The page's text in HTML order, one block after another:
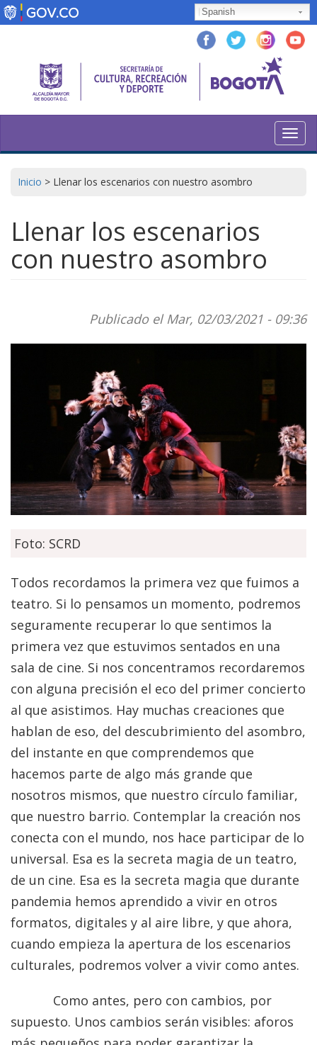
Pasar
al
Spanish
Inicio > Llenar los escenarios con nuestro asombro
Llenar los escenarios
con nuestro asombro
Publicado el Mar, 02/03/2021 - 09:36
Foto: SCRD
Todos recordamos la primera vez que fuimos a
teatro. Si lo pensamos un momento, podremos
seguramente recuperar lo que sentimos la
primera vez que estuvimos sentados en una
sala de cine. Si nos concentramos recordaremos
con alguna precisión el eco del primer concierto
al que asistimos. Hay muchas creaciones que
hablan de eso, del descubrimiento del asombro,
del instante en que comprendemos que
hacemos parte de algo más grande que
nosotros mismos, que nuestro círculo familiar,
que nuestro barrio. Contemplar la creación nos
conecta con el mundo, nos hace participar de lo
universal. Esa es la secreta magia de un teatro,
de un cine. Esa es la secreta magia que durante
pandemia hemos aprendido a vivir en otros
formatos, digitales y al aire libre, y que ahora,
cuando empieza la apertura de los escenarios
culturales, podremos volver a vivir como antes.
Como antes, pero con cambios, por
supuesto. Unos cambios serán visibles: aforos